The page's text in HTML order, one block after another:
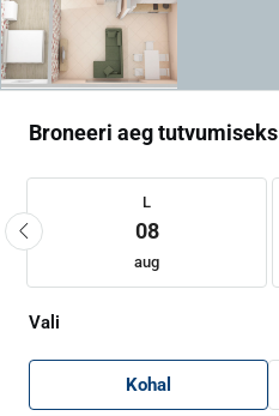
Broneeri aeg tutvumiseks
L
08
aug
Vali
Kohal